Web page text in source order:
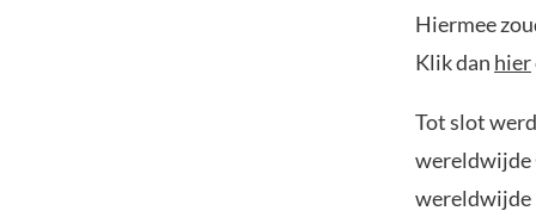
Hiermee
Klik dan hier
Tot slot
wereldwijde
wereldwijde